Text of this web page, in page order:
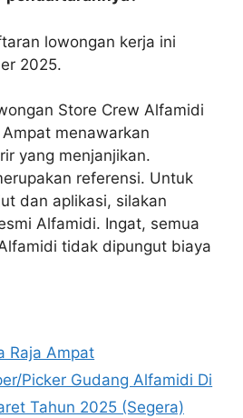
lowongan kerja ini
2025.
Store Crew Alfamidi
menawarkan
yang menjanjikan.
referensi. Untuk
dan aplikasi, silakan
Alfamidi. Ingat, semua
tidak dipungut biaya
Raja Ampat
Picker Gudang Alfamidi Di
Tahun 2025 (Segera)